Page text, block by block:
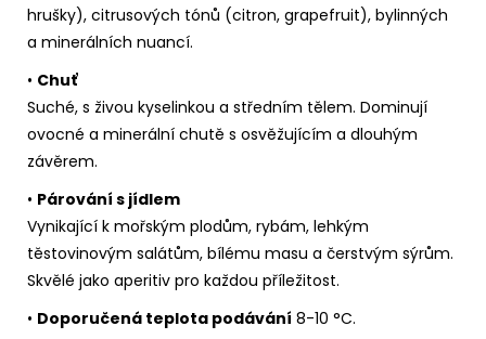
hrušky), citrusových tónů (citron, grapefruit), bylinných
a minerálních nuancí.
• Chuť
Suché, s živou kyselinkou a středním tělem. Dominují
ovocné a minerální chutě s osvěžujícím a dlouhým
závěrem.
• Párování s jídlem
Vynikající k mořským plodům, rybám, lehkým
těstovinovým salátům, bílému masu a čerstvým sýrům.
Skvělé jako aperitiv pro každou příležitost.
• Doporučená teplota podávání 8-10 °C.